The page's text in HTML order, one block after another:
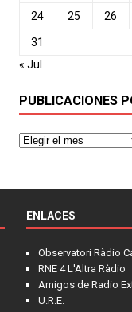
24 25 26
31
« Jul
PUBLICACIONES
ENLACES
Observatori Ràdio
RNE 4 L'Altra Ràdio
Amigos de Radio
U.R.E.